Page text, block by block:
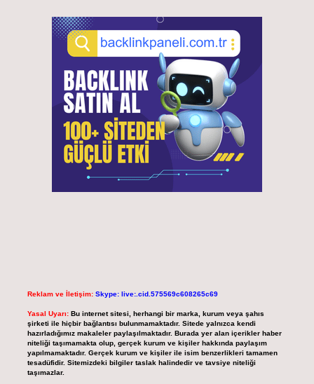
Reklam ve İletişim: Skype: live:.cid.575569c608265c69
Yasal Uyarı: Bu internet sitesi, herhangi bir marka, kurum veya şahıs
şirketi ile hiçbir bağlantısı bulunmamaktadır. Sitede yalnızca kendi
hazırladığımız makaleler paylaşılmaktadır. Burada yer alan içerikler haber
niteliği taşımamakta olup, gerçek kurum ve kişiler hakkında paylaşım
yapılmamaktadır. Gerçek kurum ve kişiler ile isim benzerlikleri tamamen
tesadüfidir. Sitemizdeki bilgiler taslak halindedir ve tavsiye niteliği
taşımazlar.